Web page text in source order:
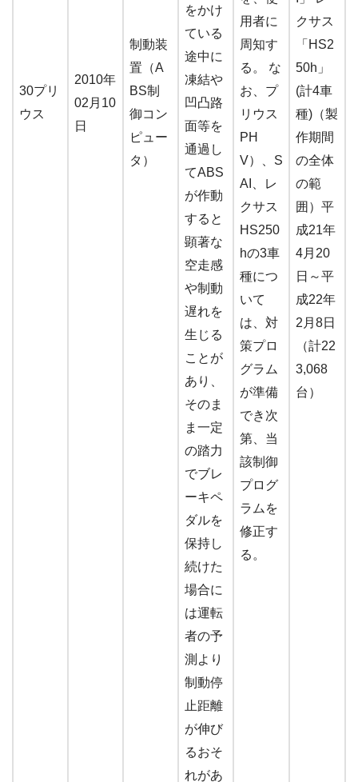
30プリ
ウス
2010年
02月10
日
制動装
置（A
BS制
御コン
ピュー
タ）
をかけ
ている
途中に
凍結や
凹凸路
面等を
通過し
てABS
が作動
すると
顕著な
空走感
や制動
遅れを
生じる
ことが
あり、
そのま
ま一定
の踏力
でブレ
ーキペ
ダルを
保持し
続けた
場合に
は運転
者の予
測より
制動停
止距離
が伸び
るおそ
れがあ
用者に
周知す
る。 な
お、プ
リウス
PH
V）、S
AI、レ
クサス
HS250
hの3車
種につ
いて
は、対
策プロ
グラム
が準備
でき次
第、当
該制御
プログ
ラムを
修正す
る。
クサス
「HS2
50h」
(計4車
種)（製
作期間
の全体
の範
囲）平
成21年
4月20
日～平
成22年
2月8日
（計22
3,068
台）